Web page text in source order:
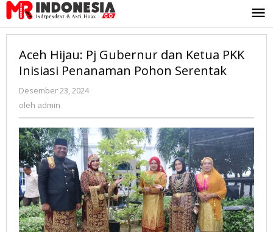
Lewati
ke
konten
Aceh Hijau: Pj Gubernur dan Ketua PKK
Inisiasi Penanaman Pohon Serentak
Desember 23, 2024
oleh admin